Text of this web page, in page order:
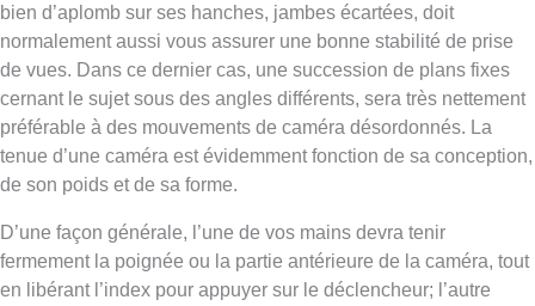
bien d’aplomb sur ses hanches, jambes écartées, doit
normalement aussi vous assurer une bonne stabilité de prise
de vues. Dans ce dernier cas, une succession de plans fixes
cernant le sujet sous des angles différents, sera très nettement
préférable à des mouvements de caméra désordonnés. La
tenue d’une caméra est évidemment fonction de sa conception,
de son poids et de sa forme.
D’une façon générale, l’une de vos mains devra tenir
fermement la poignée ou la partie antérieure de la caméra, tout
en libérant l’index pour appuyer sur le déclencheur; l’autre